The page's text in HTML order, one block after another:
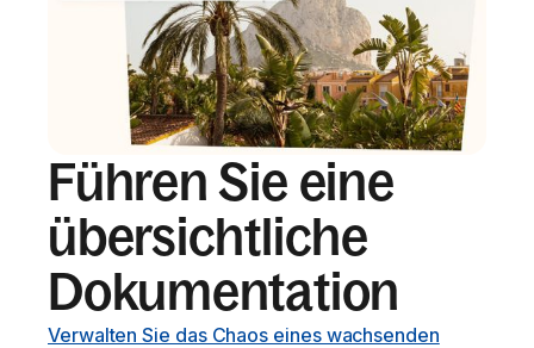
Führen Sie eine
übersichtliche
Dokumentation
Verwalten Sie das Chaos eines wachsenden